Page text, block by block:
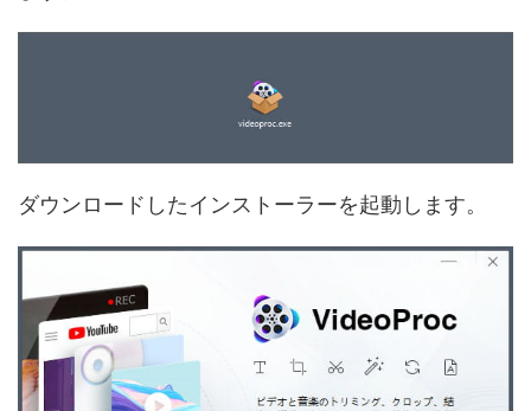
ダウンロードしたインストーラーを起動します。